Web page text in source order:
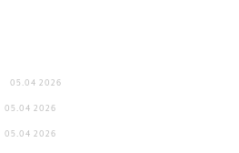
05.04 2026
05.04 2026
05.04 2026